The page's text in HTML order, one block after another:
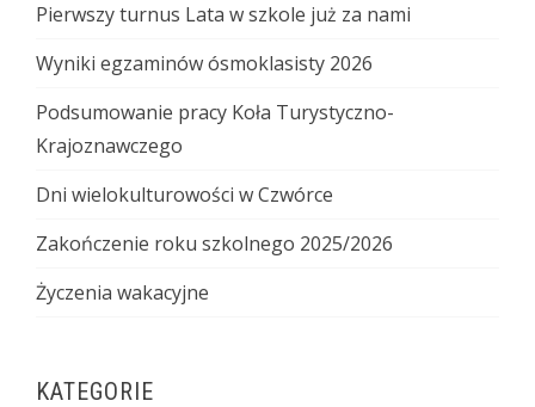
Pierwszy turnus Lata w szkole już za nami
Wyniki egzaminów ósmoklasisty 2026
Podsumowanie pracy Koła Turystyczno-
Krajoznawczego
Dni wielokulturowości w Czwórce
Zakończenie roku szkolnego 2025/2026
Życzenia wakacyjne
KATEGORIE